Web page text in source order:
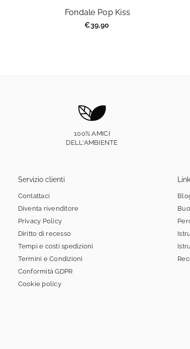
Fondale Pop Kiss
Prezzo
€39,90
100% AMICI
DELL'AMBIENTE
Servizio clienti
Contattaci
Diventa rivenditore
Privacy Policy
Diritto di recesso
Tempi e costi spedizioni
Termini e Condizioni
Conformità GDPR
Cookie policy